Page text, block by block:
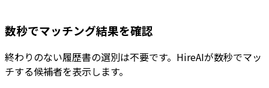
数秒でマッチング結果を確認
終わりのない履歴書の選別は不要です。HireAIが数秒でマッ
チする候補者を表示します。